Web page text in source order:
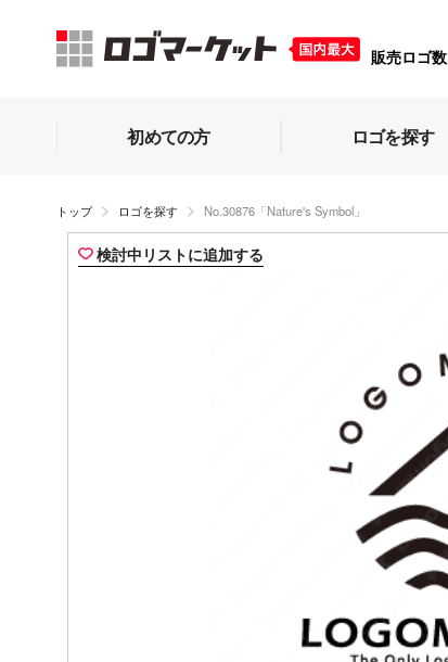
販売ロゴ数
初めての方 ロゴを探す
トップ ロゴを探す No.30876「Nature's Symbol」
検討中リストに追加する